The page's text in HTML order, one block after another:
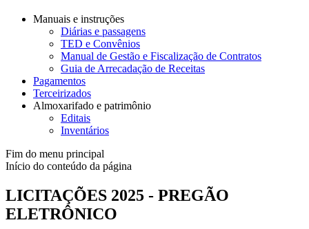
Manuais e instruções
Diárias e passagens
TED e Convênios
Manual de Gestão e Fiscalização de Contratos
Guia de Arrecadação de Receitas
Pagamentos
Terceirizados
Almoxarifado e patrimônio
Editais
Inventários
Fim do menu principal
Início do conteúdo da página
LICITAÇÕES 2025 - PREGÃO
ELETRÔNICO